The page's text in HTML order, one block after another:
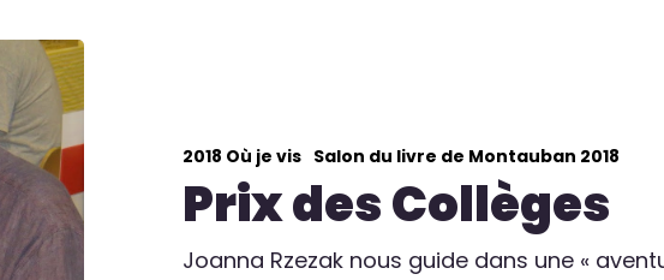
2018 Où je vis Salon du livre de Montauban 2018
Prix des Collèges
Joanna Rzezak nous guide dans une «